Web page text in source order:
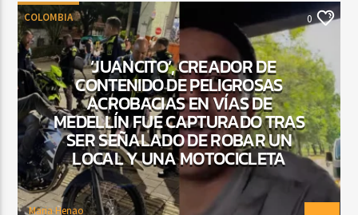
COLOMBIA 0
‘JUANCITO’, CREADOR DE
CONTENIDO DE PELIGROSAS
ACROBACIAS EN VÍAS DE
MEDELLÍN FUE CAPTURADO TRAS
SER SEÑALADO DE ROBAR UN
LOCAL Y UNA MOTOCICLETA
Maria Henao